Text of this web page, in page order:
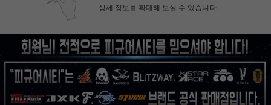
상세 정보를 확대해 보실 수 있습니다.